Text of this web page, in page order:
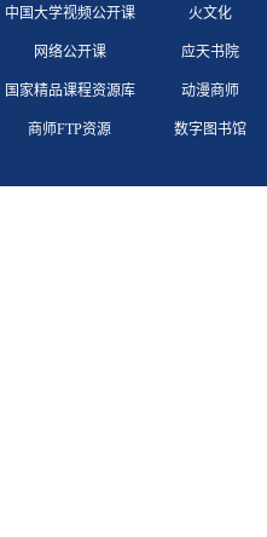
中国大学视频公开课
网络公开课
国家精品课程资源库
商师FTP资源
火文化
应天书院
动漫商师
数字图书馆